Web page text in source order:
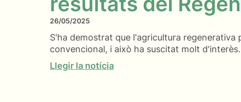
26/05/2025
S'ha demostrat que l'agricultura regenerativa
convencional, i això ha suscitat molt d'interès.
Llegir la notícia